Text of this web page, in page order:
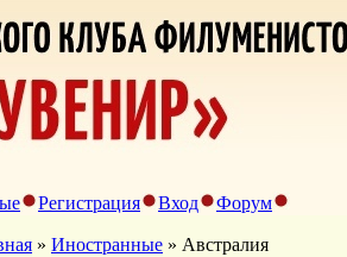
Регистрация Вход
Форум
» Иностранные » Австралия